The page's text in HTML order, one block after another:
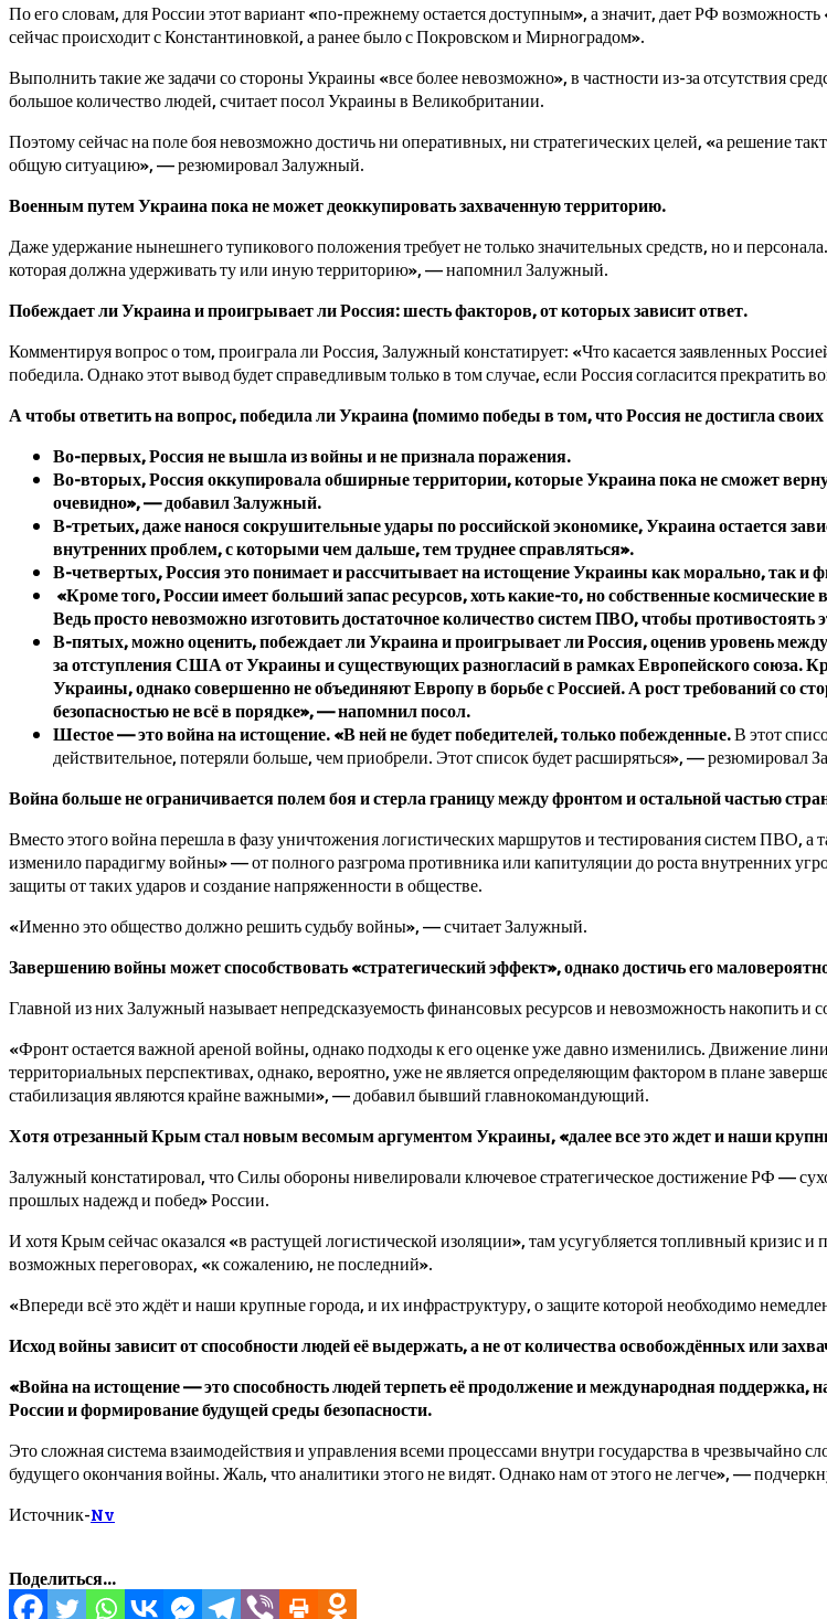
По его словам, для России этот вариант «по-прежнему остается доступным», а значит, дает РФ
сейчас происходит с Константиновкой, а ранее было с Покровском и Мирноградом».
Выполнить такие же задачи со стороны Украины «все более невозможно», в частности из-за отсутствия
большое количество людей, считает посол Украины в Великобритании.
Поэтому сейчас на поле боя невозможно достичь ни оперативных, ни стратегических целей, «а решение
общую ситуацию», — резюмировал Залужный.
Военным путем Украина пока не может деоккупировать захваченную территорию.
Даже удержание нынешнего тупикового положения требует не только значительных средств, но и
которая должна удерживать ту или иную территорию», — напомнил Залужный.
Побеждает ли Украина и проигрывает ли Россия: шесть факторов, от которых зависит ответ.
Комментируя вопрос о том, проиграла ли Россия, Залужный констатирует: «Что касается заявленных
победила. Однако этот вывод будет справедливым только в том случае, если Россия согласится
А чтобы ответить на вопрос, победила ли Украина (помимо победы в том, что Россия не достигла
Во-первых, Россия не вышла из войны и не признала поражения.
Во-вторых, Россия оккупировала обширные территории, которые Украина пока не сможет
очевидно», — добавил Залужный.
В-третьих, даже нанося сокрушительные удары по российской экономике, Украина остается
внутренних проблем, с которыми чем дальше, тем труднее справляться».
В-четвертых, Россия это понимает и рассчитывает на истощение Украины как морально, так и
«Кроме того, России имеет больший запас ресурсов, хоть какие-то, но собственные
Ведь просто невозможно изготовить достаточное количество систем ПВО, чтобы
В-пятых, можно оценить, побеждает ли Украина и проигрывает ли Россия, оценив уровень
за отступления США от Украины и существующих разногласий в рамках Европейского союза.
Украины, однако совершенно не объединяют Европу в борьбе с Россией. А рост требований со
безопасностью не всё в порядке», — напомнил посол.
Шестое — это война на истощение. «В ней не будет победителей, только побежденные.В этот
действительное, потеряли больше, чем приобрели. Этот список будет расширяться», — резюмировал
Война больше не ограничивается полем боя и стерла границу между фронтом и остальной частью
Вместо этоговойна перешла в фазу уничтожения логистических маршрутов и тестирования систем ПВО,
изменило парадигму войны» — от полного разгрома противника или капитуляции до роста внутренних
защиты от таких ударов и создание напряженности в обществе.
«Именно это общество должно решить судьбу войны», — считает Залужный.
Завершению войны может способствовать «стратегический эффект»,однако достичь его
Главной из них Залужный называет непредсказуемость финансовых ресурсов и невозможность накопить и
«Фронт остается важной ареной войны, однако подходы к его оценке уже давно изменились. Движение
территориальных перспективах, однако, вероятно, уже не является определяющим фактором в плане
стабилизация являются крайне важными», — добавил бывший главнокомандующий.
Хотя отрезанный Крым стал новым весомым аргументом Украины, «далее все это ждет и наши
Залужный констатировал, что Силы обороны нивелировали ключевое стратегическое достижение РФ —
прошлых надежд и побед» России.
И хотя Крым сейчас оказался «в растущей логистической изоляции», там усугубляется топливный кризис
возможных переговорах, «к сожалению, не последний».
«Впереди всё это ждёт и наши крупные города, и их инфраструктуру, о защите которой необходимо
Исход войны зависит от способности людей её выдержать, а не от количества освобождённых или
«Война на истощение — это способность людей терпеть её продолжение и международная поддержка,
России и формирование будущей среды безопасности.
Это сложная система взаимодействия и управления всеми процессами внутри государства в чрезвычайно
будущего окончания войны. Жаль, что аналитики этого не видят. Однако нам от этого не легче», —
Источник-Nv
Поделиться...